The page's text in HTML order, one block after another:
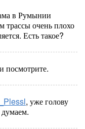
в Румынии
трассы очень плохо
Есть такое?
посмотрите.
, уже голову